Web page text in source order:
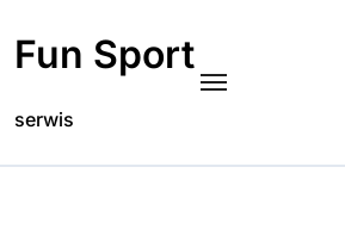
content
Fun Sport
serwis